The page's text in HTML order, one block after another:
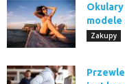
Okulary
modele
Zakupy